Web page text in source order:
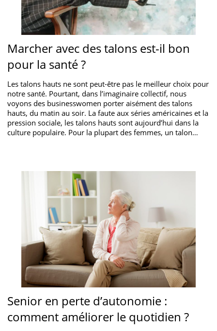
Marcher avec des talons est-il bon
pour la santé ?
Les talons hauts ne sont peut-être pas le meilleur choix pour
notre santé. Pourtant, dans l’imaginaire collectif, nous
voyons des businesswomen porter aisément des talons
hauts, du matin au soir. La faute aux séries américaines et la
pression sociale, les talons hauts sont aujourd’hui dans la
culture populaire. Pour la plupart des femmes, un talon…
Senior en perte d’autonomie :
comment améliorer le quotidien ?